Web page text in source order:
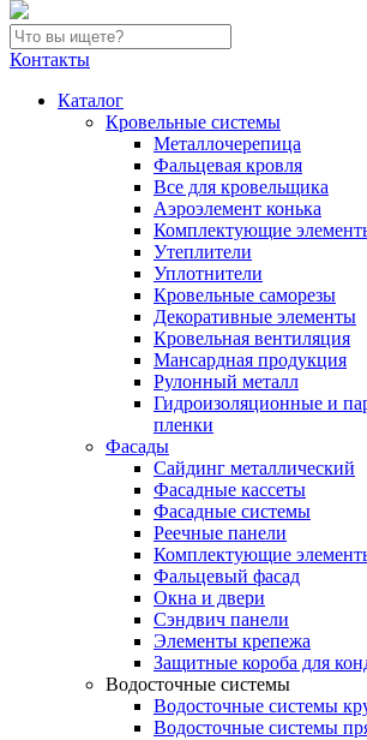
Контакты
Каталог
Кровельные системы
Металлочерепица
Фальцевая кровля
Все для кровельщика
Аэроэлемент конька
Комплектующие
Утеплители
Уплотнители
Кровельные саморезы
Декоративные элементы
Кровельная вентиляция
Мансардная продукция
Рулонный металл
Гидроизоляционные и
пленки
Фасады
Сайдинг металлический
Фасадные кассеты
Фасадные системы
Реечные панели
Комплектующие
Фальцевый фасад
Окна и двери
Сэндвич панели
Элементы крепежа
Защитные короба для
Водосточные системы
Водосточные системы
Водосточные системы